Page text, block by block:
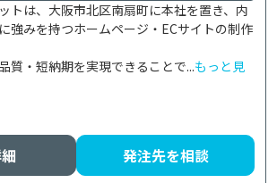
トは、大阪市北区南扇町に本社を置き、内
強みを持つホームページ・ECサイトの制作
質・短納期を実現できることで...もっと見
発注先を相談